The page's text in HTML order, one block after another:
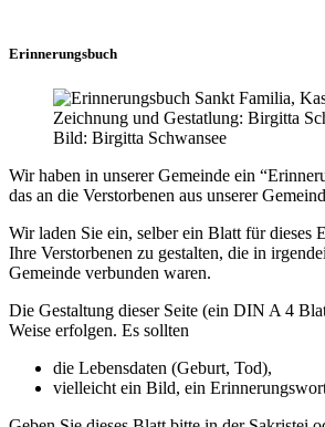
Erinnerungsbuch
Bild: Birgitta Schwansee
Wir haben in unserer Gemeinde ein
das an die Verstorbenen aus unserer
Wir laden Sie ein, selber ein Blatt für dieses
Ihre Verstorbenen zu gestalten, die in
Gemeinde verbunden waren.
Die Gestaltung dieser Seite (ein DIN A 4
Weise erfolgen. Es sollten
die Lebensdaten (Geburt, Tod),
vielleicht ein Bild, ein